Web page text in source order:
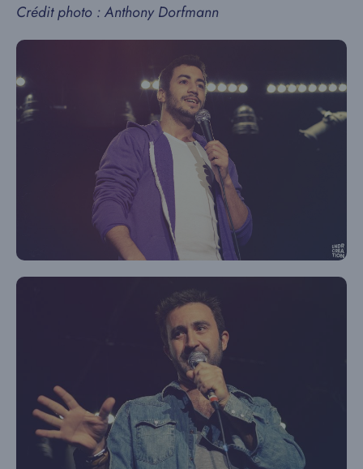
Crédit photo : Anthony Dorfmann